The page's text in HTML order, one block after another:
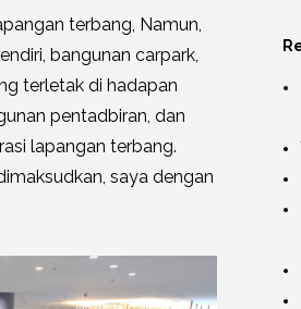
terbang, Namun,
bangunan carpark,
terletak di hadapan
pentadbiran, dan
lapangan terbang.
saya dengan